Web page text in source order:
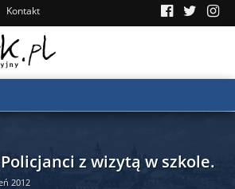
Kontakt
z wizytą w szkole.
2012